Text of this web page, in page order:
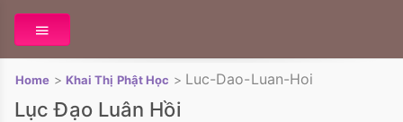
Home > Khai Thị Phật Học > Luc-Dao-Luan-Hoi
Lục Đạo Luân Hồi